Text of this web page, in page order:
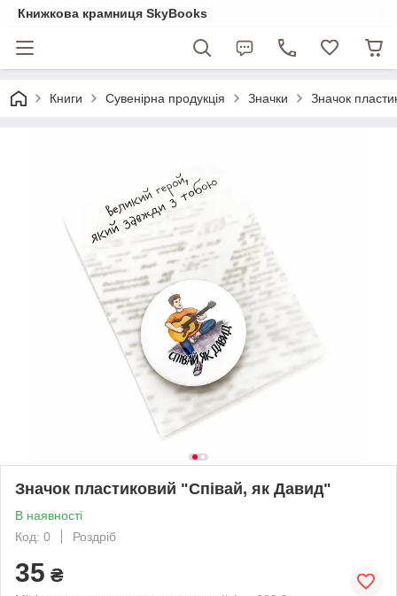
Книжкова крамниця SkyBooks
Книги Сувенірна продукція Значки Значок
Значок пластиковий "Співай, як Давид"
В наявності
Код: 0
Роздріб
35 ₴